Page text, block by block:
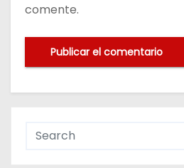
comente.